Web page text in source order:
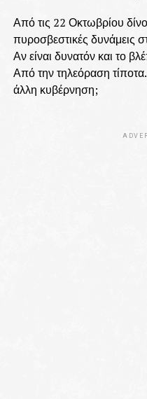
Από τις 22 Οκτωβρίου
πυροσβεστικές δυνάμεις
Αν είναι δυνατόν και το
Από την τηλεόραση
άλλη κυβέρνηση;